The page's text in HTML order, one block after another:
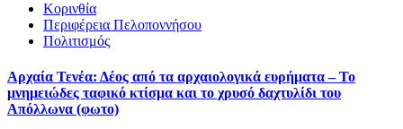
Κορινθία
Περιφέρεια Πελοποννήσου
Πολιτισμός
Αρχαία Τενέα: Δέος από τα αρχαιολογικά ευρήματα – Το
μνημειώδες ταφικό κτίσμα και το χρυσό δαχτυλίδι του
Απόλλωνα (φωτο)